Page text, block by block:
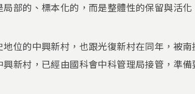
部的、標本化的，而是整體性的保留與活
位的中興新村，也跟光復新村在同年，被
新村，已經由國科會中科管理局接管，準備